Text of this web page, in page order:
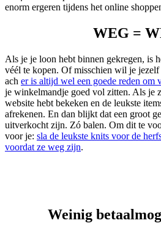
enorm ergeren tijdens het online
WEG =
Als je je loon hebt binnen gekregen, is
véél te kopen. Of misschien wil je
ach er is altijd wel een goede reden om
je winkelmandje goed vol zitten. Als je
website hebt bekeken en de leukste
afrekenen. En dan blijkt dat een groot
uitverkocht zijn. Zó balen. Om dit te
voor je: sla de leukste knits voor de
voordat ze weg zijn.
Weinig